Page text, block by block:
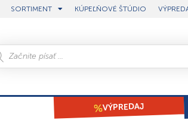
SORTIMENT KÚPEĽŇOVÉ ŠTÚDIO
VÝPREDAJ